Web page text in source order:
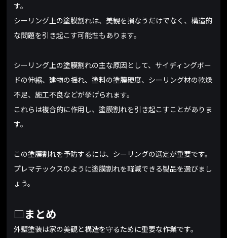
す。
シーリング上の塗膜割れは、美観を損なうだけでなく、構造的
な問題を引き起こす可能性もあります。
シーリング上の塗膜割れの主な原因として、サイディングボー
ドの伸縮、建物の揺れ、塗料の塗膜硬度、シーリング材の乾燥
不足、施工不良などが挙げられます。
これらは複合的に作用し、塗膜割れを引き起こすことがありま
す。
この塗膜割れを予防するには、シーリングの選定が重要です。
プレマテックスのように塗膜割れを軽減できる製品を選びまし
ょう。
□まとめ
外壁塗装は家の美観と構造を守るために重要な作業です。